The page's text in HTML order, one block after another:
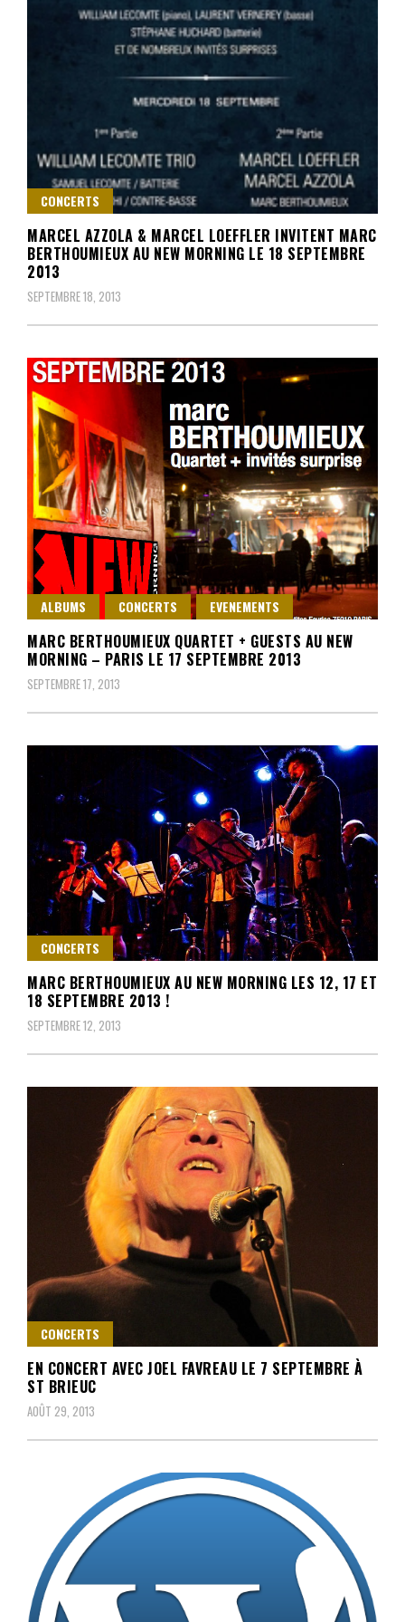
CONCERTS
MARCEL AZZOLA & MARCEL LOEFFLER INVITENT MARC
BERTHOUMIEUX AU NEW MORNING LE 18 SEPTEMBRE
2013
SEPTEMBRE 18, 2013
ALBUMS CONCERTS EVENEMENTS
MARC BERTHOUMIEUX QUARTET + GUESTS AU NEW
MORNING – PARIS LE 17 SEPTEMBRE 2013
SEPTEMBRE 17, 2013
CONCERTS
MARC BERTHOUMIEUX AU NEW MORNING LES 12, 17 ET
18 SEPTEMBRE 2013 !
SEPTEMBRE 12, 2013
CONCERTS
EN CONCERT AVEC JOEL FAVREAU LE 7 SEPTEMBRE À
ST BRIEUC
AOÛT 29, 2013